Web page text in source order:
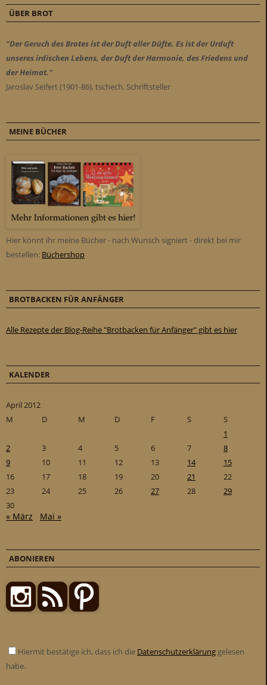
ÜBER BROT
"Der Geruch des Brotes ist der Duft aller Düfte. Es ist der Urduft
unseres irdischen Lebens, der Duft der Harmonie, des Friedens und
der Heimat."
Jaroslav Seifert (1901-86), tschech. Schriftsteller
MEINE BÜCHER
Hier könnt ihr meine Bücher - nach Wunsch signiert - direkt bei mir
bestellen: Büchershop
BROTBACKEN FÜR ANFÄNGER
Alle Rezepte der Blog-Reihe "Brotbacken für Anfänger" gibt es hier
KALENDER
April 2012
M
D M D F S
S
1
2
3 4 5 6 7
8
9
10 11 12 13 14
15
16
17 18 19 20 21
22
23
24 25 26 27 28
29
30
« März Mai »
ABONIEREN
Hiermit bestätige ich, dass ich die Datenschutzerklärung gelesen
habe.